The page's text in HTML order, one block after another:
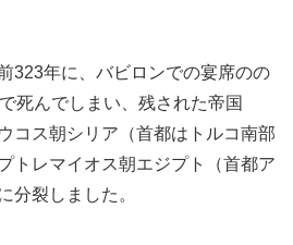
323年に、バビロンでの宴席のの
死んでしまい、残された帝国
コス朝シリア（首都はトルコ南部
トレマイオス朝エジプト（首都ア
分裂しました。